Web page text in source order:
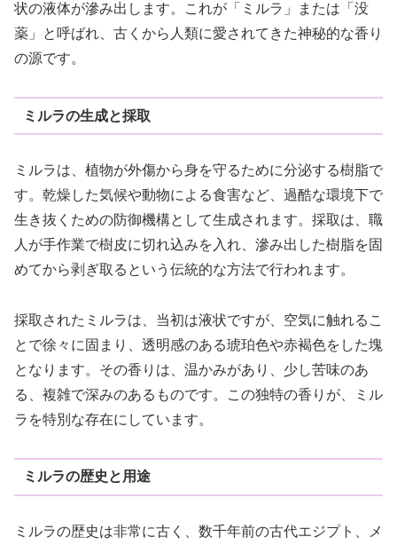
状の液体が滲み出します。これが「ミルラ」または「没
薬」と呼ばれ、古くから人類に愛されてきた神秘的な香り
の源です。
ミルラの生成と採取
ミルラは、植物が外傷から身を守るために分泌する樹脂で
す。乾燥した気候や動物による食害など、過酷な環境下で
生き抜くための防御機構として生成されます。採取は、職
人が手作業で樹皮に切れ込みを入れ、滲み出した樹脂を固
めてから剥ぎ取るという伝統的な方法で行われます。
採取されたミルラは、当初は液状ですが、空気に触れるこ
とで徐々に固まり、透明感のある琥珀色や赤褐色をした塊
となります。その香りは、温かみがあり、少し苦味のあ
る、複雑で深みのあるものです。この独特の香りが、ミル
ラを特別な存在にしています。
ミルラの歴史と用途
ミルラの歴史は非常に古く、数千年前の古代エジプト、メ